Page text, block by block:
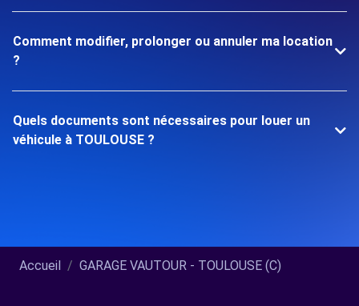
Comment modifier, prolonger ou annuler ma location
?
Quels documents sont nécessaires pour louer un
véhicule à TOULOUSE ?
Accueil GARAGE VAUTOUR - TOULOUSE (C)